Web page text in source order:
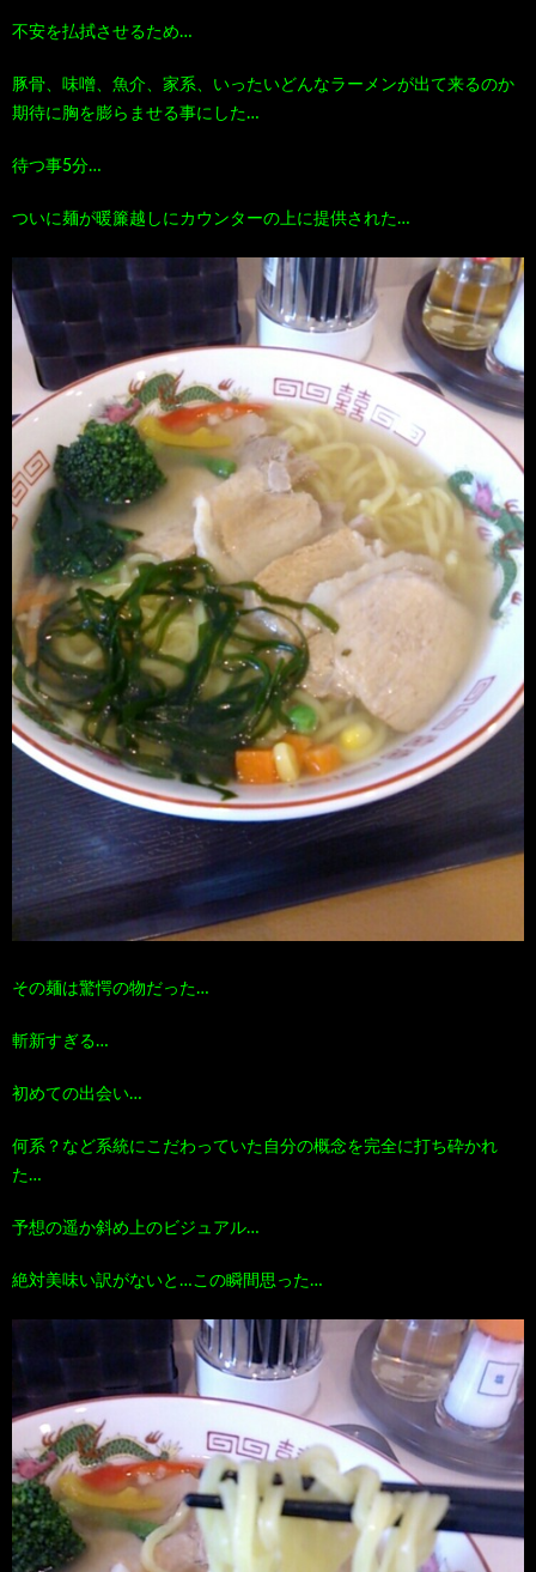
不安を払拭させるため…
豚骨、味噌、魚介、家系、いったいどんなラーメンが出て来るのか
期待に胸を膨らませる事にした…
待つ事5分…
ついに麺が暖簾越しにカウンターの上に提供された…
その麺は驚愕の物だった…
斬新すぎる…
初めての出会い…
何系？など系統にこだわっていた自分の概念を完全に打ち砕かれ
た…
予想の遥か斜め上のビジュアル…
絶対美味い訳がないと…この瞬間思った…